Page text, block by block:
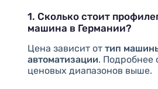
1. Сколько стоит
машина в Германии?
Цена зависит от тип
автоматизации. Подробнее
ценовых диапазонов выше.